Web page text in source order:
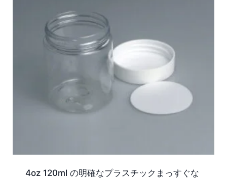
4oz 120ml の明確なプラスチックまっすぐな